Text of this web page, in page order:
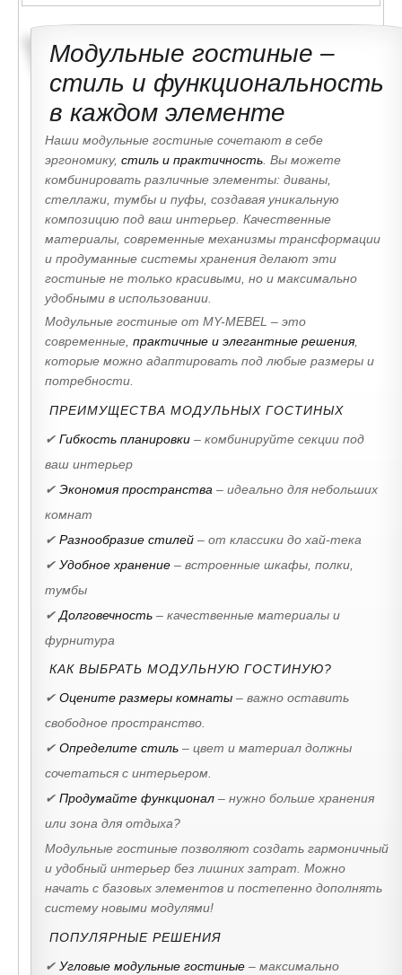
Модульные гостиные –
стиль и функциональность
в каждом элементе
Наши модульные гостиные сочетают в себе
эргономику, стиль и практичность . Вы можете
комбинировать различные элементы: диваны,
стеллажи, тумбы и пуфы, создавая уникальную
композицию под ваш интерьер. Качественные
материалы, современные механизмы трансформации
и продуманные системы хранения делают эти
гостиные не только красивыми, но и максимально
удобными в использовании.
Модульные гостиные от MY-MEBEL – это
современные, практичные и элегантные решения,
которые можно адаптировать под любые размеры и
потребности.
ПРЕИМУЩЕСТВА МОДУЛЬНЫХ ГОСТИНЫХ
✔ Гибкость планировки – комбинируйте секции под
ваш интерьер
✔ Экономия пространства – идеально для небольших
комнат
✔ Разнообразие стилей – от классики до хай-тека
✔ Удобное хранение – встроенные шкафы, полки,
тумбы
✔Долговечность – качественные материалы и
фурнитура
КАК ВЫБРАТЬ МОДУЛЬНУЮ ГОСТИНУЮ?
✔ Оцените размеры комнаты – важно оставить
свободное пространство.
✔ Определите стиль – цвет и материал должны
сочетаться с интерьером.
✔ Продумайте функционал – нужно больше хранения
или зона для отдыха?
Модульные гостиные позволяют создать гармоничный
и удобный интерьер без лишних затрат. Можно
начать с базовых элементов и постепенно дополнять
систему новыми модулями!
ПОПУЛЯРНЫЕ РЕШЕНИЯ
✔ Угловые модульные гостиные – максимально